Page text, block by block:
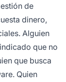
de
dinero,
Alguien
que no
que busca
Quien